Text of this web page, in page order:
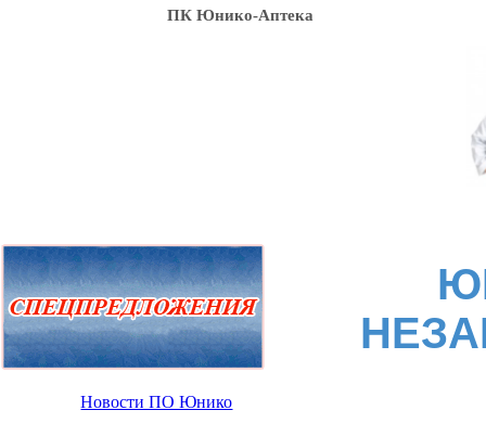
ПК Юнико-Аптека
Новости ПО Юнико